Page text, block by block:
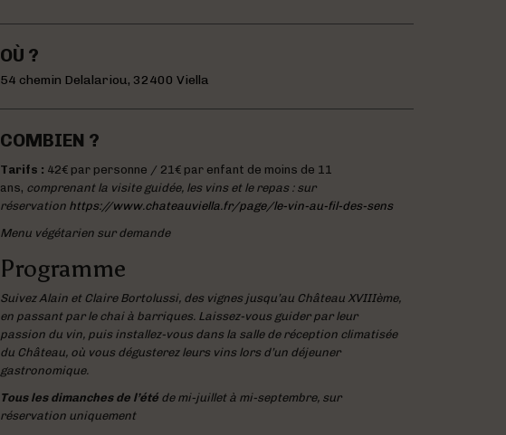
OÙ ?
54 chemin Delalariou, 32400 Viella
COMBIEN ?
Tarifs : 42€ par personne / 21€ par enfant de moins de 11
ans, comprenant la visite guidée, les vins et le repas : sur
réservation https://www.chateauviella.fr/page/le-vin-au-fil-des-sens
Menu végétarien sur demande
Programme
Suivez Alain et Claire Bortolussi, des vignes jusqu’au Château XVIIIème,
en passant par le chai à barriques. Laissez-vous guider par leur
passion du vin, puis installez-vous dans la salle de réception climatisée
du Château, où vous dégusterez leurs vins lors d’un déjeuner
gastronomique.
Tous les dimanches de l’étéde mi-juillet à mi-septembre, sur
réservation uniquement